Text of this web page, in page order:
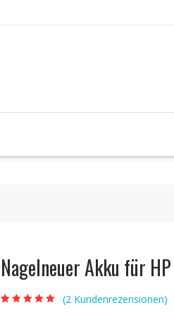
Nagelneuer Akku für
(2 Kundenrezensionen)